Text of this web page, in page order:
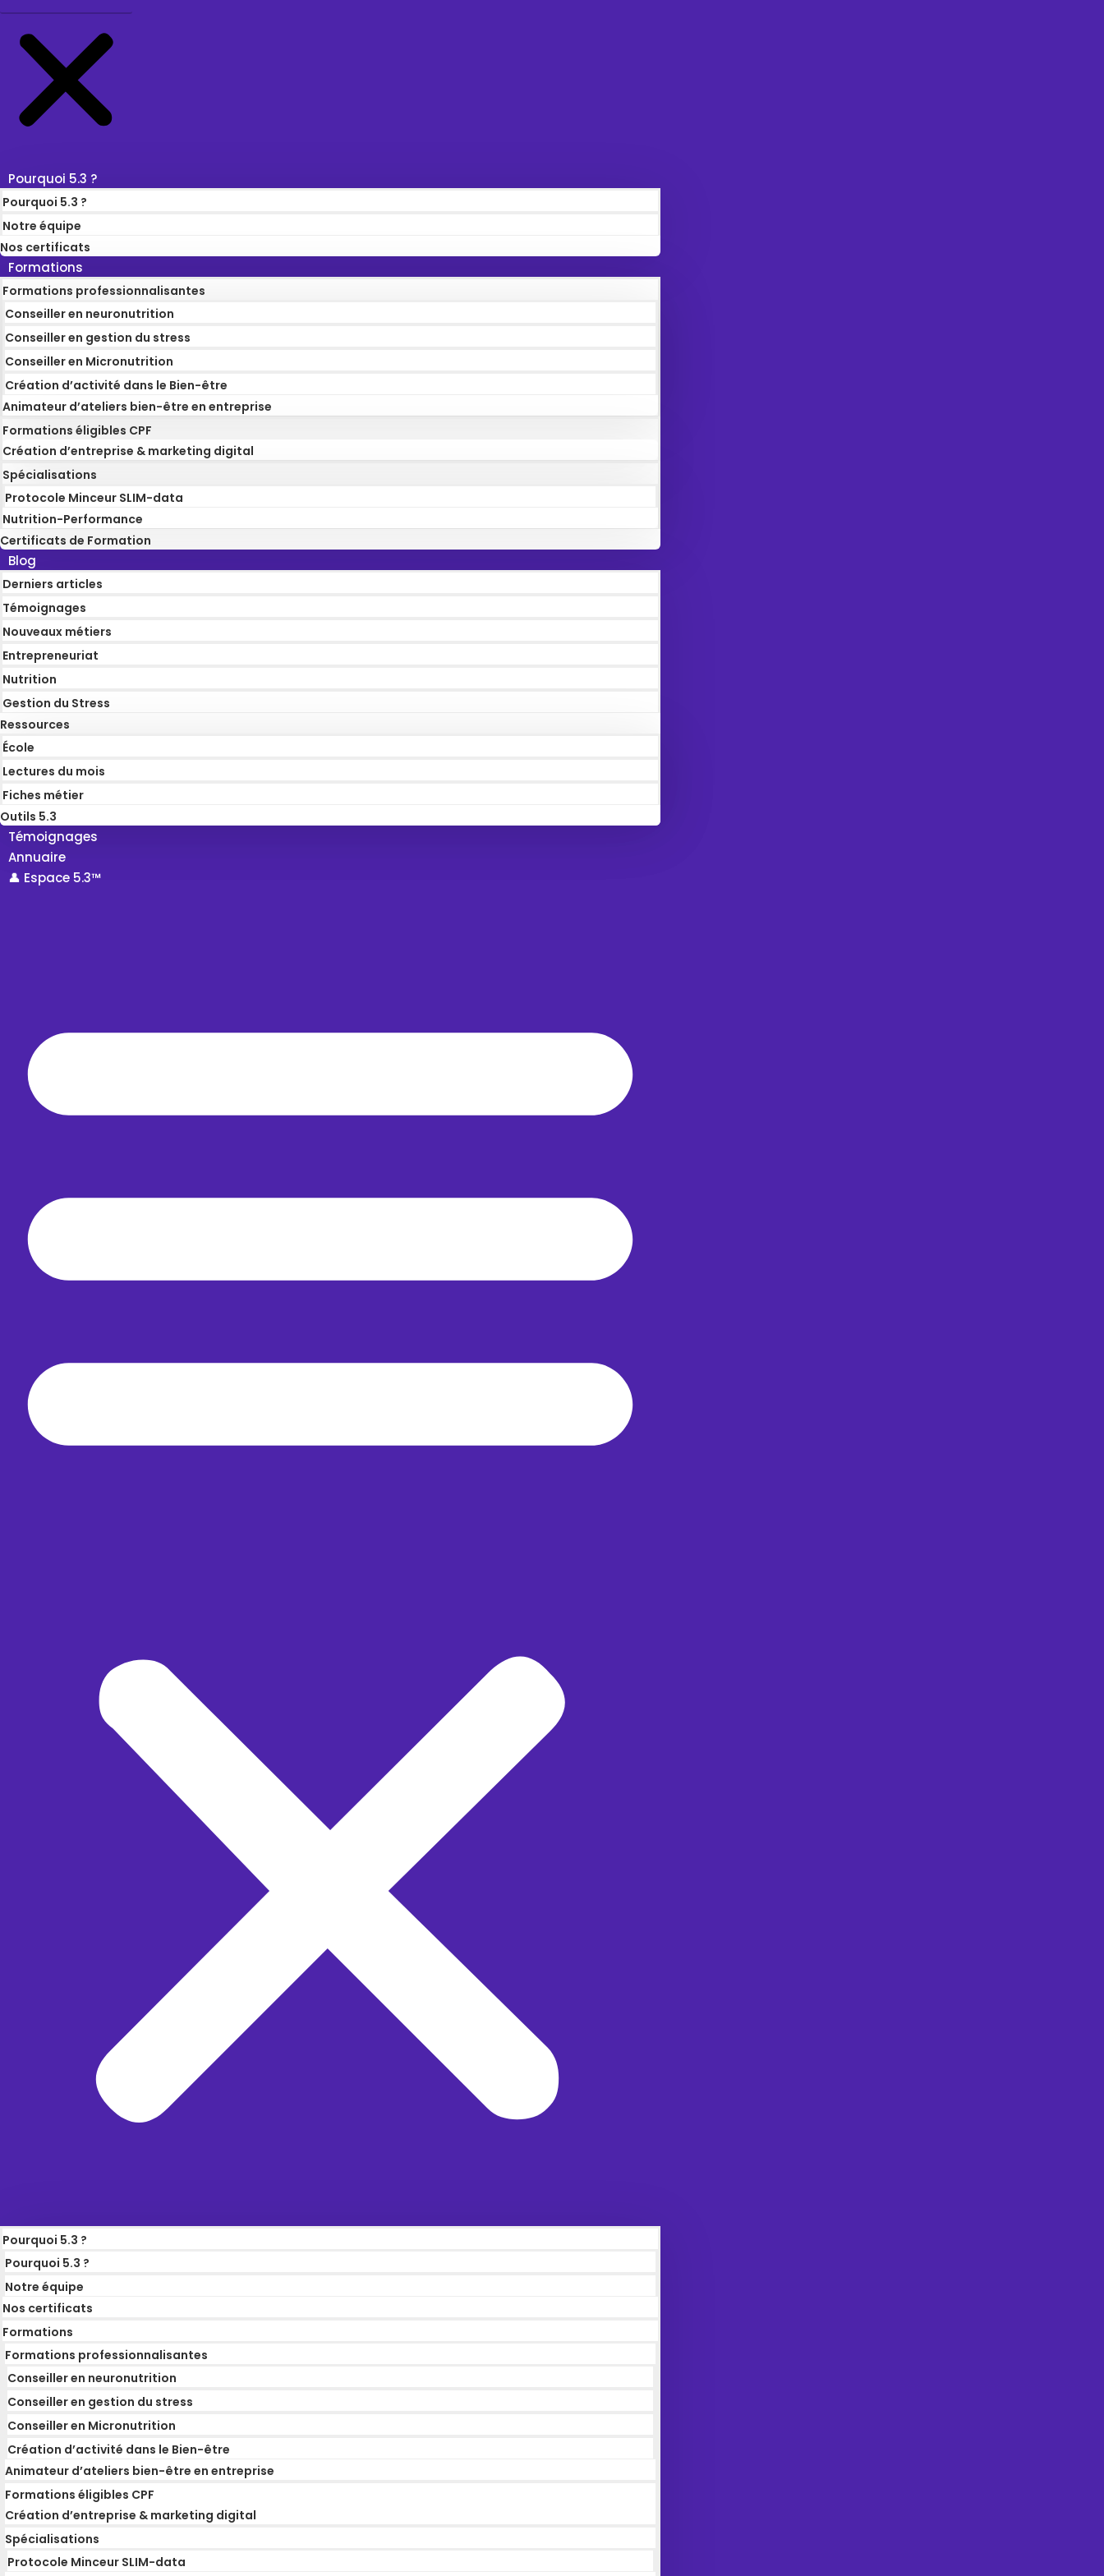
Pourquoi 5.3 ?
Pourquoi 5.3 ?
Notre équipe
Nos certificats
Formations
Formations professionnalisantes
Conseiller en neuronutrition
Conseiller en gestion du stress
Conseiller en Micronutrition
Création d’activité dans le Bien-être
Animateur d’ateliers bien-être en entreprise
Formations éligibles CPF
Création d’entreprise & marketing digital
Spécialisations
Protocole Minceur SLIM-data
Nutrition-Performance
Certificats de Formation
Blog
Derniers articles
Témoignages
Nouveaux métiers
Entrepreneuriat
Nutrition
Gestion du Stress
Ressources
École
Lectures du mois
Fiches métier
Outils 5.3
Témoignages
Annuaire
👤 Espace 5.3™
Pourquoi 5.3 ?
Pourquoi 5.3 ?
Notre équipe
Nos certificats
Formations
Formations professionnalisantes
Conseiller en neuronutrition
Conseiller en gestion du stress
Conseiller en Micronutrition
Création d’activité dans le Bien-être
Animateur d’ateliers bien-être en entreprise
Formations éligibles CPF
Création d’entreprise & marketing digital
Spécialisations
Protocole Minceur SLIM-data